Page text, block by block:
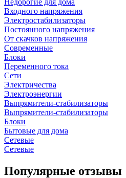
Входного напряжения
Электростабилизаторы
Постоянного напряжения
От скачков напряжения
Современные
Блоки
Переменного тока
Сети
Электричества
Электроэнергии
Выпрямители-стабилизаторы
Выпрямители-стабилизаторы
Блоки
Бытовые для дома
Сетевые
Сетевые
Популярные отзывы